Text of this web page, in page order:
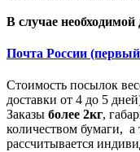
В случае
Почта России
Стоимость посылок
доставки от 4 до 5
Заказы более 2кг,
количеством бумаги,
рассчитывается